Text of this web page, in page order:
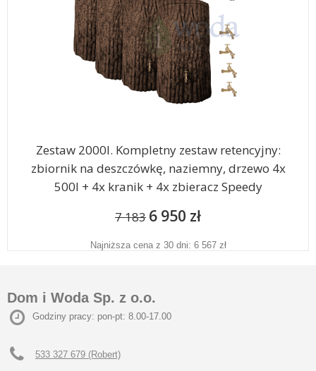
Zestaw 2000l. Kompletny zestaw retencyjny:
zbiornik na deszczówkę, naziemny, drzewo 4x
500l + 4x kranik + 4x zbieracz Speedy
7 183 6 950 zł
Najniższa cena z 30 dni: 6 567 zł
Dom i Woda Sp. z o.o.
Godziny pracy: pon-pt: 8.00-17.00
533 327 679 (Robert)